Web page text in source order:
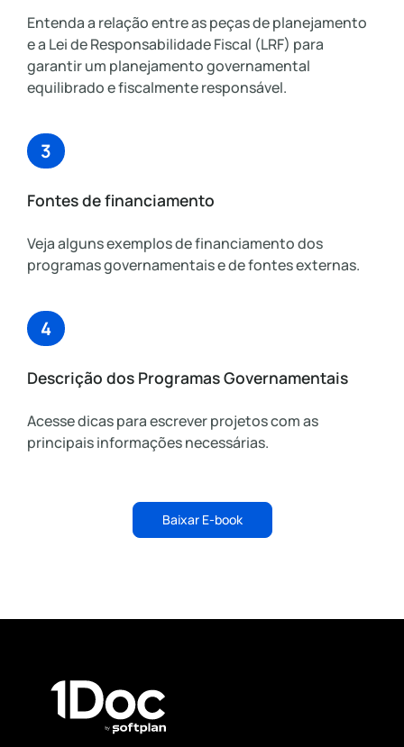
Entenda a relação entre as peças de planejamento
e a Lei de Responsabilidade Fiscal (LRF) para
garantir um planejamento governamental
equilibrado e fiscalmente responsável.
3
Fontes de financiamento
Veja alguns exemplos de financiamento dos
programas governamentais e de fontes externas.
4
Descrição dos Programas Governamentais
Acesse dicas para escrever projetos com as
principais informações necessárias.
Baixar E-book